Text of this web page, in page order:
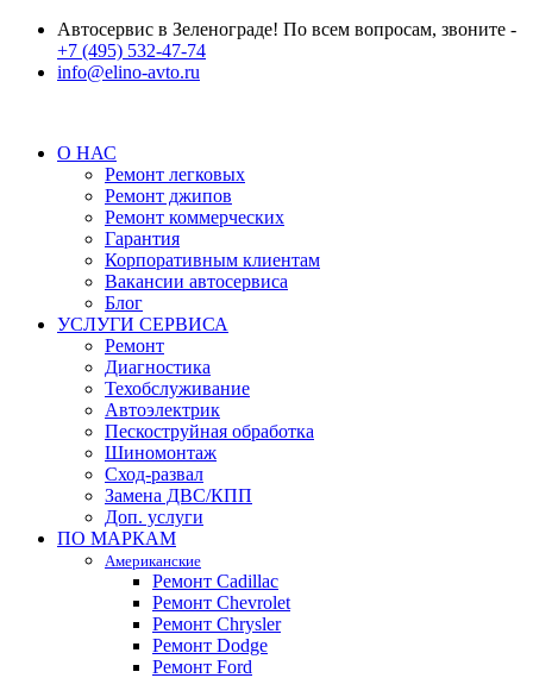
Автосервис в Зеленограде! По всем вопросам, звоните -
+7 (495) 532-47-74
info@elino-avto.ru
О НАС
Ремонт легковых
Ремонт джипов
Ремонт коммерческих
Гарантия
Корпоративным клиентам
Вакансии автосервиса
Блог
УСЛУГИ СЕРВИСА
Ремонт
Диагностика
Техобслуживание
Автоэлектрик
Пескоструйная обработка
Шиномонтаж
Сход-развал
Замена ДВС/КПП
Доп. услуги
ПО МАРКАМ
Американские
Ремонт Cadillac
Ремонт Chevrolet
Ремонт Chrysler
Ремонт Dodge
Ремонт Ford